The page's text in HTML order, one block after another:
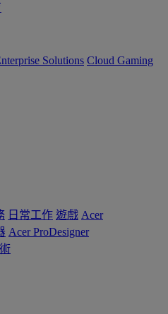
Solutions Cloud Gaming
日常工作 遊戲 Acer
Acer ProDesigner